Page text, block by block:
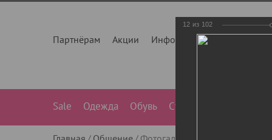
Партнёрам Акции Инфо О нас
Sale Одежда Обувь Сумки
12 из 102